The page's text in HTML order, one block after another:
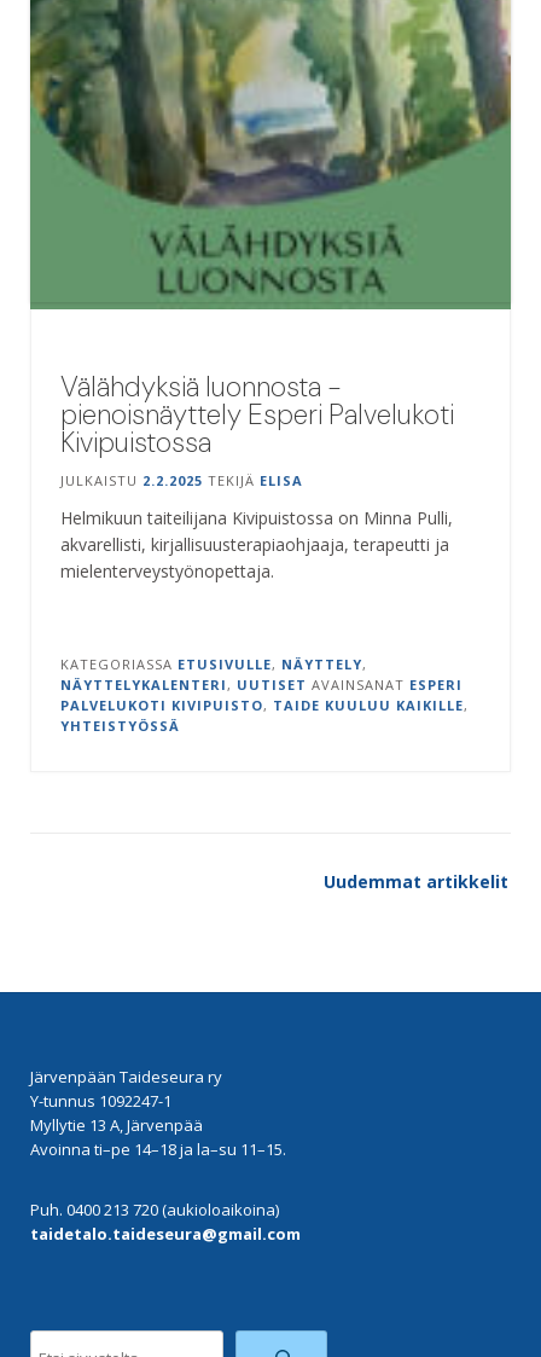
Välähdyksiä luonnosta -
pienoisnäyttely Esperi Palvelukoti
Kivipuistossa
JULKAISTU 2.2.2025 TEKIJÄ ELISA
Helmikuun taiteilijana Kivipuistossa on Minna Pulli,
akvarellisti, kirjallisuusterapiaohjaaja, terapeutti ja
mielenterveystyönopettaja.
KATEGORIASSA ETUSIVULLE, NÄYTTELY,
NÄYTTELYKALENTERI , UUTISET AVAINSANAT ESPERI
PALVELUKOTI KIVIPUISTO, TAIDE KUULUU KAIKILLE,
YHTEISTYÖSSÄ
Uudemmat artikkelit
Järvenpään Taideseura ry
Y-tunnus 1092247-1
Myllytie 13 A, Järvenpää
Avoinna ti–pe 14–18 ja la–su 11–15.
Puh. 0400 213 720 (aukioloaikoina)
taidetalo.taideseura@gmail.com